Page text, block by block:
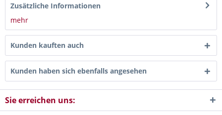
Zusätzliche Informationen
mehr
Kunden kauften auch
Kunden haben sich ebenfalls angesehen
Sie erreichen uns: